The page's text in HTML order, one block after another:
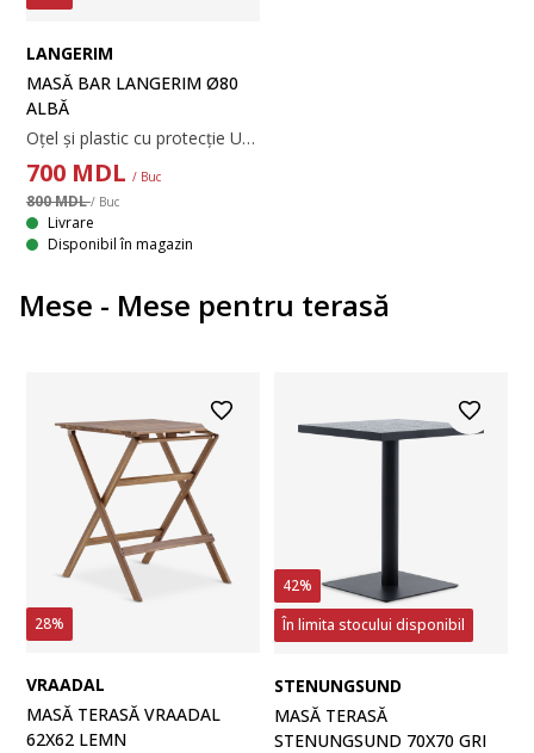
LANGERIM
MASĂ BAR LANGERIM Ø80
ALBĂ
Oțel și plastic cu protecție UV. Pliabilă. 80x110 cm
700 MDL / Buc
800 MDL/ Buc
Livrare
Disponibil în magazin
Mese - Mese pentru terasă
28%
VRAADAL
MASĂ TERASĂ VRAADAL
62X62 LEMN
42%
În limita stocului disponibil
STENUNGSUND
MASĂ TERASĂ
STENUNGSUND 70X70 GRI